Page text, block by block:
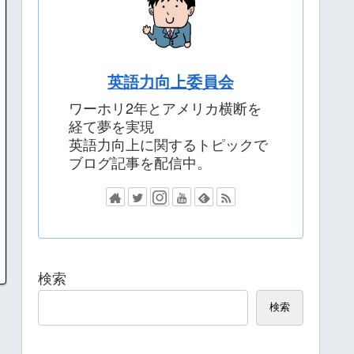
英語力向上委員会
ワーホリ2年とアメリカ横断を
経て夢を実現
英語力向上に関するトピックで
ブログ記事を配信中。
検索
検索